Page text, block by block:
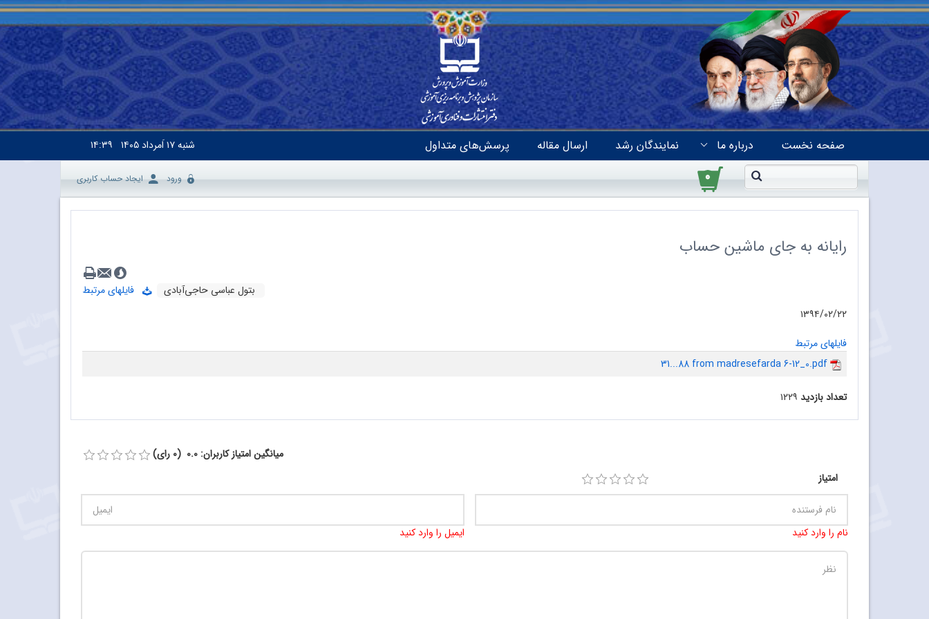
صفحه نخست درباره ما نمایندگان رشد ارسال مقاله پرسش‌های متداول شنبه۱۷ اَمرداد ۱۴۰۵ ۱۴:۳۹
۰ ورود ایجاد حساب کاربری
رایانه به جای ماشین حساب
بتول عباسی حاجی‌آبادی
فایلهای مرتبط
۱۳۹۴/۰۲/۲۲
فایلهای مرتبط
31...88 from madresefarda 6-12_0.pdf
تعداد بازدید ۱۲۲۹
میانگین امتیاز کاربران: 0.0 (0 رای)
امتیاز
نام را وارد کنید ایمیل را وارد کنید